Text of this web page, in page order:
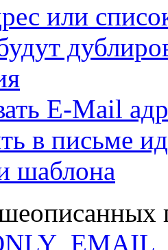
или
E-Mail
в письме
шаблона